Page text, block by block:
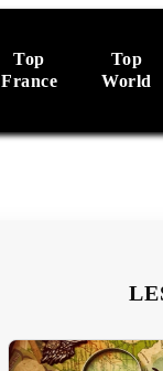
Top
France
Top
World